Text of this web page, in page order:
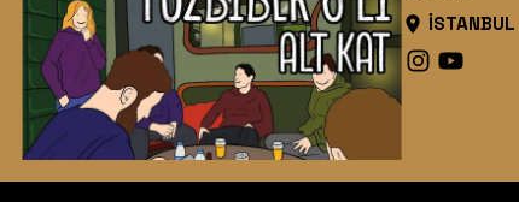
İSTANBUL